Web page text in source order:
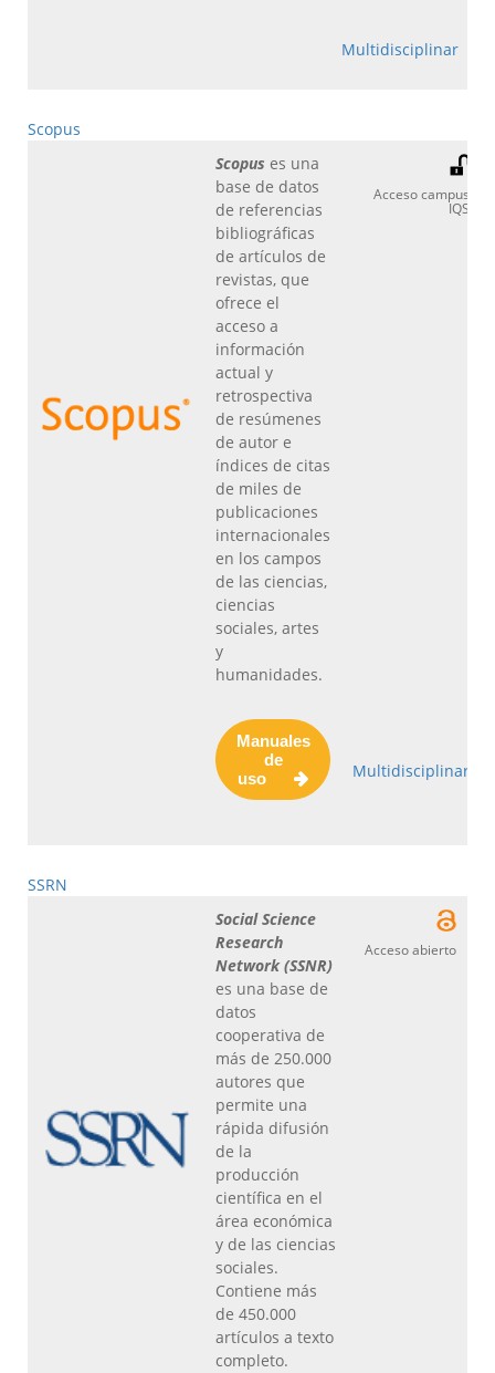
Multidisciplinar
Scopus
Scopus es una
base de datos
de referencias
bibliográficas
de artículos de
revistas, que
ofrece el
acceso a
información
actual y
retrospectiva
de resúmenes
de autor e
índices de citas
de miles de
publicaciones
internacionales
en los campos
de las ciencias,
ciencias
sociales, artes
y
humanidades.
Acceso campus
IQS
Manuales
de
uso
Multidisciplinar
SSRN
Social Science
Research
Network (SSNR)
es una base de
datos
cooperativa de
más de 250.000
autores que
permite una
rápida difusión
de la
producción
científica en el
área económica
y de las ciencias
sociales.
Contiene más
de 450.000
artículos a texto
completo.
Acceso abierto